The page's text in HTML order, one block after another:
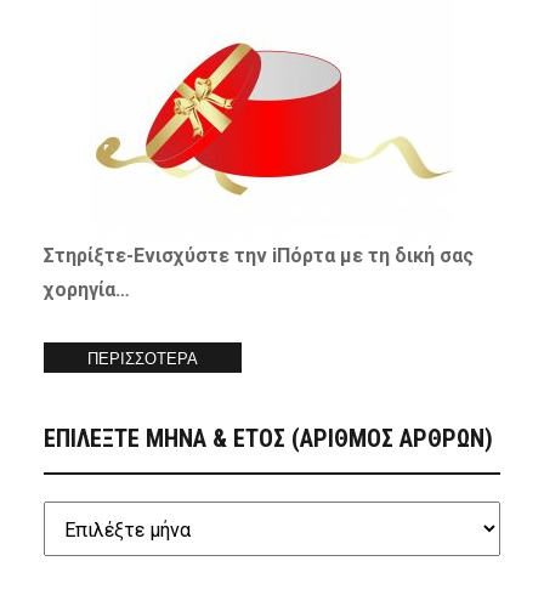
Στηρίξτε- Ενισχύστετην iΠόρτα με τη δική σας
χορηγία…
ΠΕΡΙΣΣΟΤΕΡΑ
ΕΠΙΛΕΞΤΕ ΜΗΝΑ & ΕΤΟΣ (ΑΡΙΘΜΟΣ ΑΡΘΡΩΝ)